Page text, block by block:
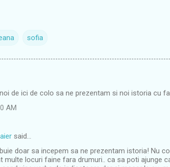
sofia
de ici de colo sa ne prezentam si noi istoria cu
AM
said…
doar sa incepem sa ne prezentam istoria! Nu
multe locuri faine fara drumuri.. ca sa poti ajunge